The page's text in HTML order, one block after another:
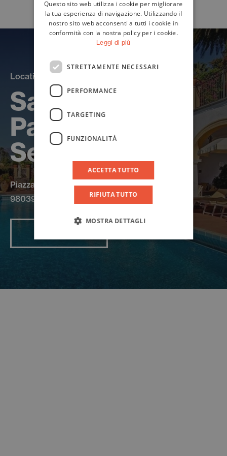
Location
San Domenico
Palace, a Four
Seasons Hotel
Piazza S. Domenico de Guzman, 5
98039 Taormina
ENGLISH
Questo sito web utilizza i cookie per migliorare
la tua esperienza di navigazione. Utilizzando il
nostro sito web acconsenti a tutti i cookie in
conformità con la nostra policy per i cookie.
Leggi di più
STRETTAMENTE NECESSARI
PERFORMANCE
TARGETING
FUNZIONALITÀ
ACCETTA TUTTO
RIFIUTA TUTTO
MOSTRA DETTAGLI